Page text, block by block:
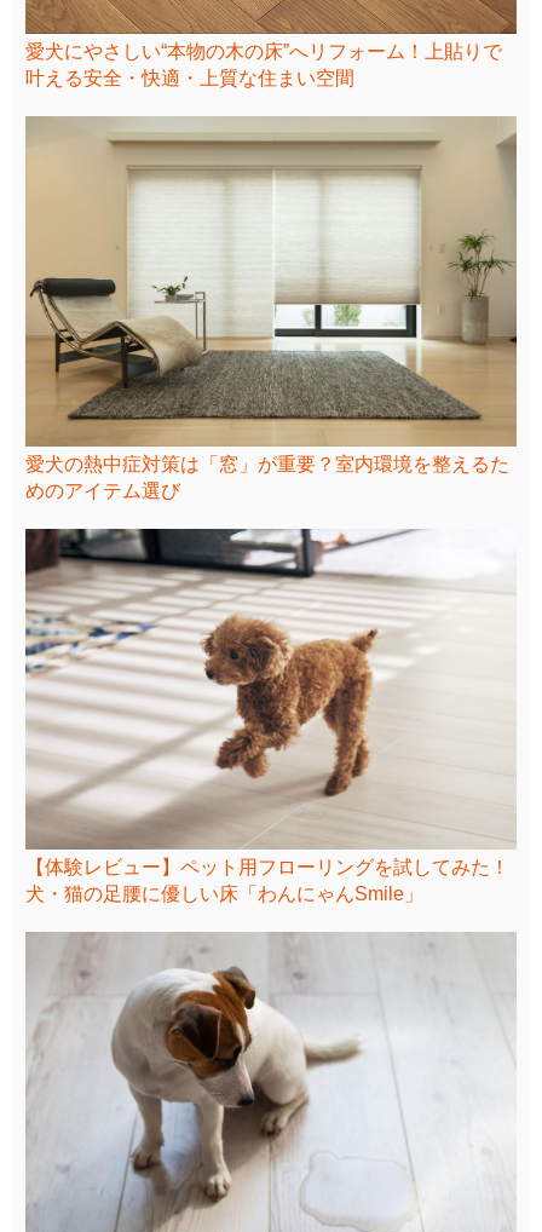
愛犬にやさしい“本物の木の床”へリフォーム！上貼りで
叶える安全・快適・上質な住まい空間
愛犬の熱中症対策は「窓」が重要？室内環境を整えるた
めのアイテム選び
【体験レビュー】ペット用フローリングを試してみた！
犬・猫の足腰に優しい床「わんにゃんSmile」